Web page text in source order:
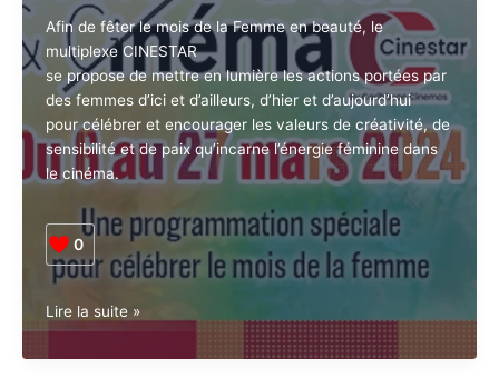
Afin de fêter le mois de la Femme en beauté, le
multiplexe CINESTAR
se propose de mettre en lumière les actions portées
par des femmes d’ici et d’ailleurs, d’hier et
d’aujourd’hui
pour célébrer et encourager les valeurs de créativité,
de sensibilité et de paix qu’incarne l’énergie féminine
0
Guadeloupe.
En
Lire la suite »